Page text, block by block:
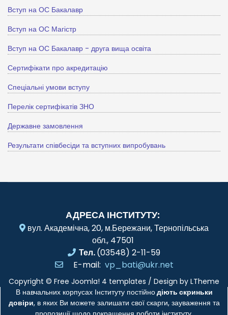
Вступ на ОС Бакалавр
Вступ на ОС Магістр
Вступ на ОС Бакалавр - друга вища освіта
Сертифікати про акредитацію
Спеціальні умови вступу
Перелік сертифікатів ЗНО
Державне замовлення
Результати співбесіди та вступних випробувань
АДРЕСА ІНСТИТУТУ:
вул. Академічна, 20, м.Бережани, Тернопільська
обл., 47501
Тел.(03548) 2-11-59
E-mail: vp_bati@ukr.net
Copyright © Free Joomla! 4 templates / Design by LTheme
В навчальних корпусах Інституту постійнодіють скриньки
довіри, в яких Ви можете залишати свої скарги, зауваження та